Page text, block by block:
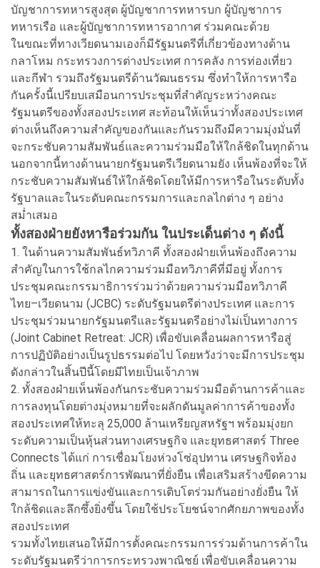
บัญชาการทหารสูงสุด ผู้บัญชาการทหารบก ผู้บัญชาการ
ทหารเรือ และผู้บัญชาการทหารอากาศ ร่วมคณะด้วย
ในขณะที่ทางเวียดนามเองก็มีรัฐมนตรีที่เกี่ยวข้องทางด้าน
กลาโหม กระทรวงการต่างประเทศ การคลัง การท่องเที่ยว
และกีฬา รวมถึงรัฐมนตรีด้านวัฒนธรรม ซึ่งทำให้การหารือ
กันครั้งนี้เปรียบเสมือนการประชุมที่สำคัญระหว่างคณะ
รัฐมนตรีของทั้งสองประเทศ สะท้อนให้เห็นว่าทั้งสองประเทศ
ต่างเห็นถึงความสำคัญของกันและกันรวมถึงมีความมุ่งมั่นที่
จะกระชับความสัมพันธ์และความร่วมมือให้ใกล้ชิดในทุกด้าน
นอกจากนี้ทางด้านนายกรัฐมนตรีเวียดนามยัง เห็นพ้องที่จะให้
กระชับความสัมพันธ์ให้ใกล้ชิดโดยให้มีการหารือในระดับทั้ง
รัฐบาลและในระดับคณะกรรมการและกลไกต่าง ๆ อย่าง
สม่ำเสมอ
ทั้งสองฝ่ายยังหารือร่วมกัน ในประเด็นต่าง ๆ ดังนี้
1. ในด้านความสัมพันธ์ทวิภาคี ทั้งสองฝ่ายเห็นพ้องถึงความ
สำคัญในการใช้กลไกความร่วมมือทวิภาคีที่มีอยู่ ทั้งการ
ประชุมคณะกรรมาธิการร่วมว่าด้วยความร่วมมือทวิภาคี
ไทย–เวียดนาม (JCBC) ระดับรัฐมนตรีต่างประเทศ และการ
ประชุมร่วมนายกรัฐมนตรีและรัฐมนตรีอย่างไม่เป็นทางการ
(Joint Cabinet Retreat: JCR) เพื่อขับเคลื่อนผลการหารือสู่
การปฏิบัติอย่างเป็นรูปธรรมต่อไป โดยหวังว่าจะมีการประชุม
ดังกล่าวในสิ้นปีนี้โดยมีไทยเป็นเจ้าภาพ
2. ทั้งสองฝ่ายเห็นพ้องกันกระชับความร่วมมือด้านการค้าและ
การลงทุนโดยต่างมุ่งหมายที่จะผลักดันมูลค่าการค้าของทั้ง
สองประเทศให้ทะลุ 25,000 ล้านเหรียญสหรัฐฯ พร้อมมุ่งยก
ระดับความเป็นหุ้นส่วนทางเศรษฐกิจ และยุทธศาสตร์ Three
Connects ได้แก่ การเชื่อมโยงห่วงโซ่อุปทาน เศรษฐกิจท้อง
ถิ่น และยุทธศาสตร์การพัฒนาที่ยั่งยืน เพื่อเสริมสร้างขีดความ
สามารถในการแข่งขันและการเติบโตร่วมกันอย่างยั่งยืน ให้
ใกล้ชิดและลึกซึ้งยิ่งขึ้น โดยใช้ประโยชน์จากศักยภาพของทั้ง
สองประเทศ
รวมทั้งไทยเสนอให้มีการตั้งคณะกรรมการร่วมด้านการค้าใน
ระดับรัฐมนตรีว่าการกระทรวงพาณิชย์ เพื่อขับเคลื่อนความ